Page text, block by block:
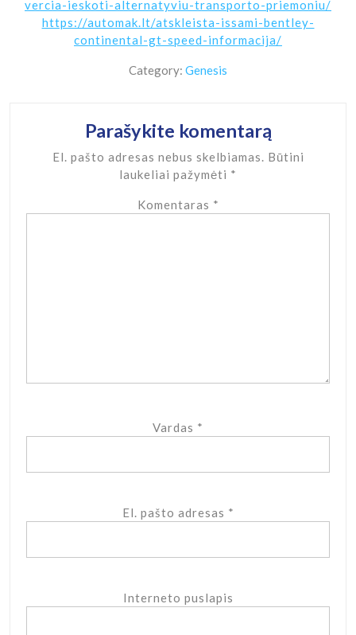
vercia-ieskoti-alternatyviu-transporto-priemoniu/
https://automak.lt/atskleista-issami-bentley-
continental-gt-speed-informacija/
Category: Genesis
Parašykite komentarą
El. pašto adresas nebus skelbiamas. Būtini
laukeliai pažymėti *
Komentaras *
Vardas *
El. pašto adresas *
Interneto puslapis